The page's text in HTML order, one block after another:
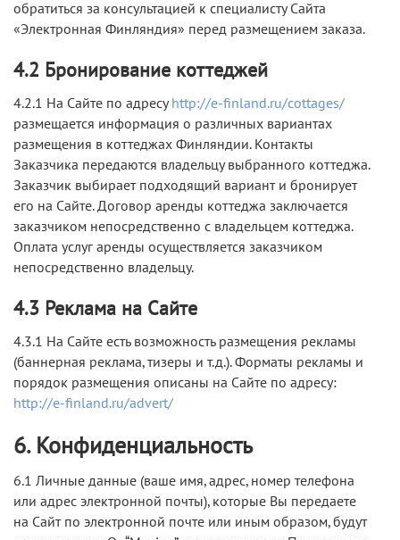
обратиться за консультацией к специалисту Сайта
«Электронная Финляндия» перед размещением заказа.
4.2 Бронирование коттеджей
4.2.1 На Сайте по адресуhttp://e-finland.ru/cottages/
размещается информация о различных вариантах
размещения в коттеджах Финляндии. Контакты
Заказчика передаются владельцу выбранного коттеджа.
Заказчик выбирает подходящий вариант и бронирует
его на Сайте. Договор аренды коттеджа заключается
заказчиком непосредственно с владельцем коттеджа.
Оплата услуг аренды осуществляется заказчиком
непосредственно владельцу.
4.3 Реклама на Сайте
4.3.1 На Сайте есть возможность размещения рекламы
(баннерная реклама, тизеры и т.д.). Форматы рекламы и
порядок размещения описаны на Сайте по адресу:
http://e-finland.ru/advert/
6. Конфиденциальность
6.1 Личные данные (ваше имя, адрес, номер телефона
или адрес электронной почты), которые Вы передаете
на Сайт по электронной почте или иным образом, будут